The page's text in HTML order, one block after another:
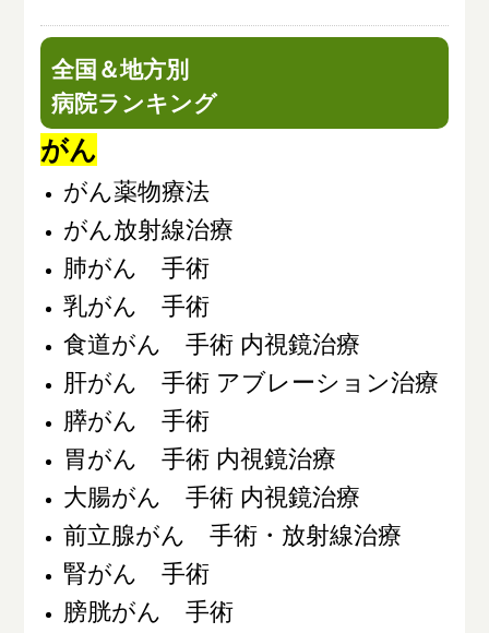
全国＆地方別
病院ランキング
がん
がん薬物療法
がん放射線治療
肺がん 手術
乳がん 手術
食道がん 手術 内視鏡治療
肝がん 手術 アブレーション治療
膵がん 手術
胃がん 手術 内視鏡治療
大腸がん 手術 内視鏡治療
前立腺がん 手術・放射線治療
腎がん 手術
膀胱がん 手術